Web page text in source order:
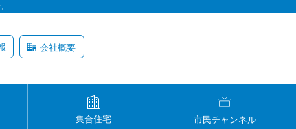
会社概要
集合住宅 市民チャンネル